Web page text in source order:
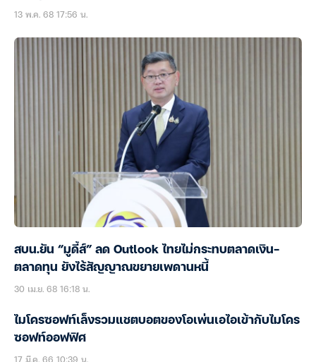
13 พ.ค. 68 17:56 น.
สบน.ยัน “มูดี้ส์” ลด Outlook ไทยไม่กระทบตลาดเงิน-
ตลาดทุน ยังไร้สัญญาณขยายเพดานหนี้
30 เม.ย. 68 16:18 น.
ไมโครซอฟท์เล็งรวมแชตบอตของโอเพ่นเอไอเข้ากับไมโคร
ซอฟท์ออฟฟิศ